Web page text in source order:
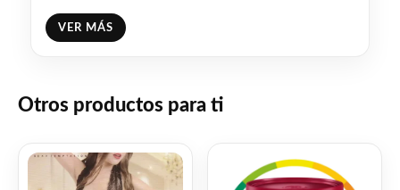
repintado debe minimizarse.
desempeño, este producto fue diseñado
terminación durante más tiempo,
reduciendo fallas prematuras asociadas a
VER MÁS
Otros productos para ti